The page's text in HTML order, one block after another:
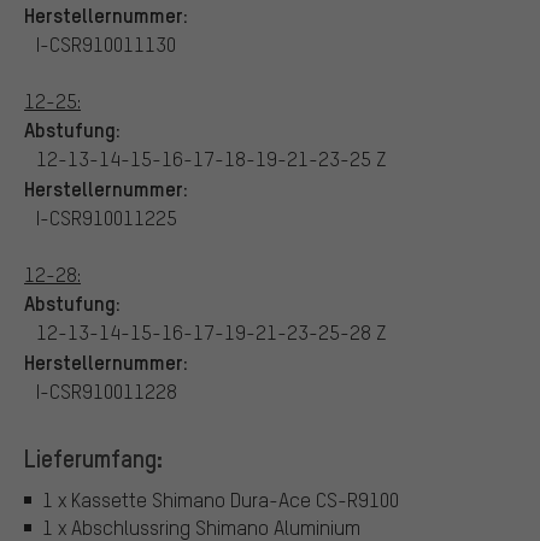
Herstellernummer:
I-CSR910011130
12-25:
Abstufung:
12-13-14-15-16-17-18-19-21-23-25 Z
Herstellernummer:
I-CSR910011225
12-28:
Abstufung:
12-13-14-15-16-17-19-21-23-25-28 Z
Herstellernummer:
I-CSR910011228
Lieferumfang:
1 x Kassette Shimano Dura-Ace CS-R9100
1 x Abschlussring Shimano Aluminium